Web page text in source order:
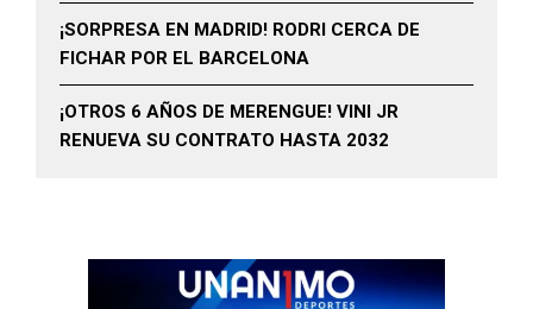
¡SORPRESA EN MADRID! RODRI CERCA DE
FICHAR POR EL BARCELONA
¡OTROS 6 AÑOS DE MERENGUE! VINI JR
RENUEVA SU CONTRATO HASTA 2032